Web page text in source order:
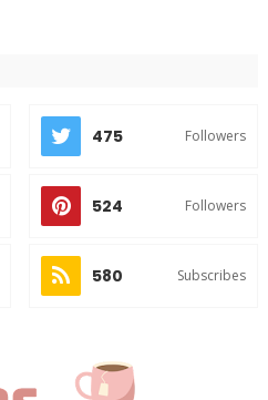
475 Followers
524 Followers
580 Subscribes